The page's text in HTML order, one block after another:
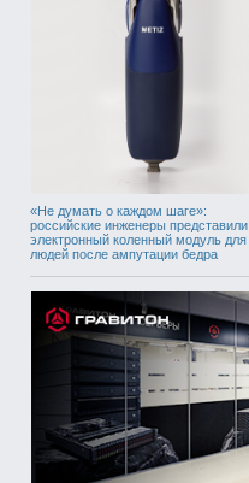
«Не думать о каждом шаге»:
российские инженеры представили
электронный коленный модуль для
людей после ампутации бедра